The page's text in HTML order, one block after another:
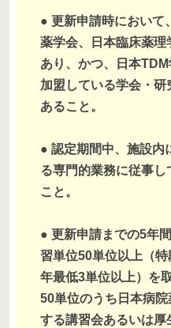
● 更新申請時において
薬学会、日本臨床薬
あり、かつ、日本
加盟している学会・
あること。
● 認定期間中、施設内
る専門的業務に従事
こと。
● 更新申請までの5年
習単位50単位以上（
年最低3単位以上）を
50単位のうち日本病
する講習会あるいは